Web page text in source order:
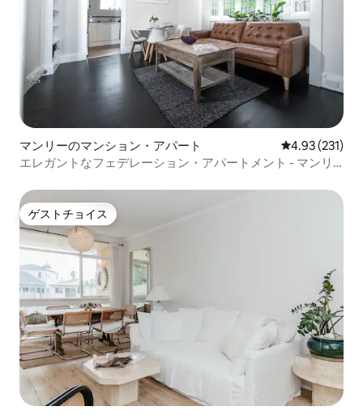
マンリーのマンション・アパート レビュー231
4.93 (231)
エレガントなフェデレーション・アパートメント - マンリ
ゲストチョイス
ゲストチョイス